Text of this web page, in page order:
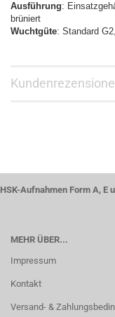
Ausführung:
brüniert
Wuchtgüte: Standard
HSK-Aufnahmen Form A, E
MEHR ÜBER...
Impressum
Kontakt
Versand- &